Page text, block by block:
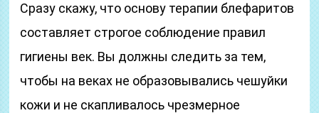
Сразу скажу, что основу терапии блефаритов
составляет строгое соблюдение правил
гигиены век. Вы должны следить за тем,
чтобы на веках не образовывались чешуйки
кожи и не скапливалось чрезмерное